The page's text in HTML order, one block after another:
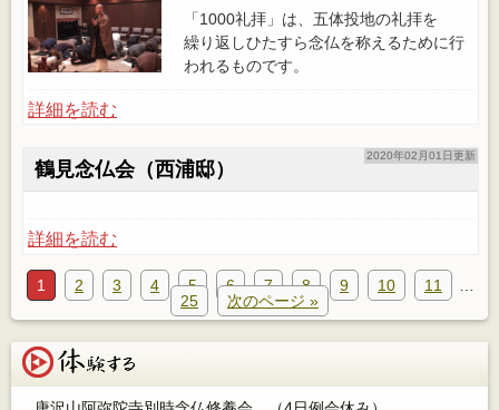
「1000礼拝」は、五体投地の礼拝を
繰り返しひたすら念仏を称えるために行
われるものです。
詳細を読む
2020年02月01日更新
鶴見念仏会（西浦邸）
詳細を読む
1 2 3 4 5 6 7 8 9 10 11
25
次のページ »